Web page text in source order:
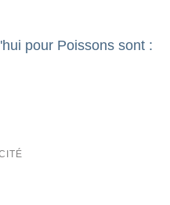
pour Poissons sont :